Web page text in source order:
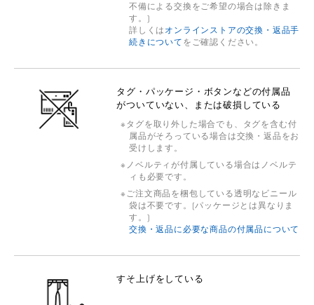
不備による交換をご希望の場合は除きま
す。)
詳しくは オンラインストアの交換・返品手
続きについて をご確認ください。
タグ・パッケージ・ボタンなどの付属品
がついていない、または破損している
タグを取り外した場合でも、タグを含む付
属品がそろっている場合は交換・返品をお
受けします。
ノベルティが付属している場合はノベルテ
ィも必要です。
ご注文商品を梱包している透明なビニール
袋は不要です。(パッケージとは異なりま
す。)
交換・返品に必要な商品の付属品について
すそ上げをしている